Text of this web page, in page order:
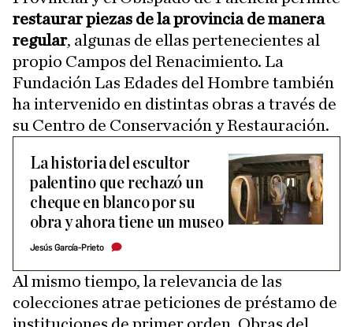
restaurar piezas de la provincia de manera
regular, algunas de ellas pertenecientes al
propio Campos del Renacimiento. La
Fundación Las Edades del Hombre también
ha intervenido en distintas obras a través de
su Centro de Conservación y Restauración.
La historia del escultor
palentino que rechazó un
cheque en blanco por su
obra y ahora tiene un museo
Jesús García-Prieto
Al mismo tiempo, la relevancia de las
colecciones atrae peticiones de préstamo de